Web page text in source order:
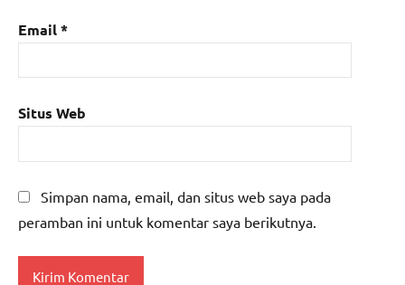
Email*
Situs Web
Simpan nama, email, dan situs web saya pada
peramban ini untuk komentar saya berikutnya.